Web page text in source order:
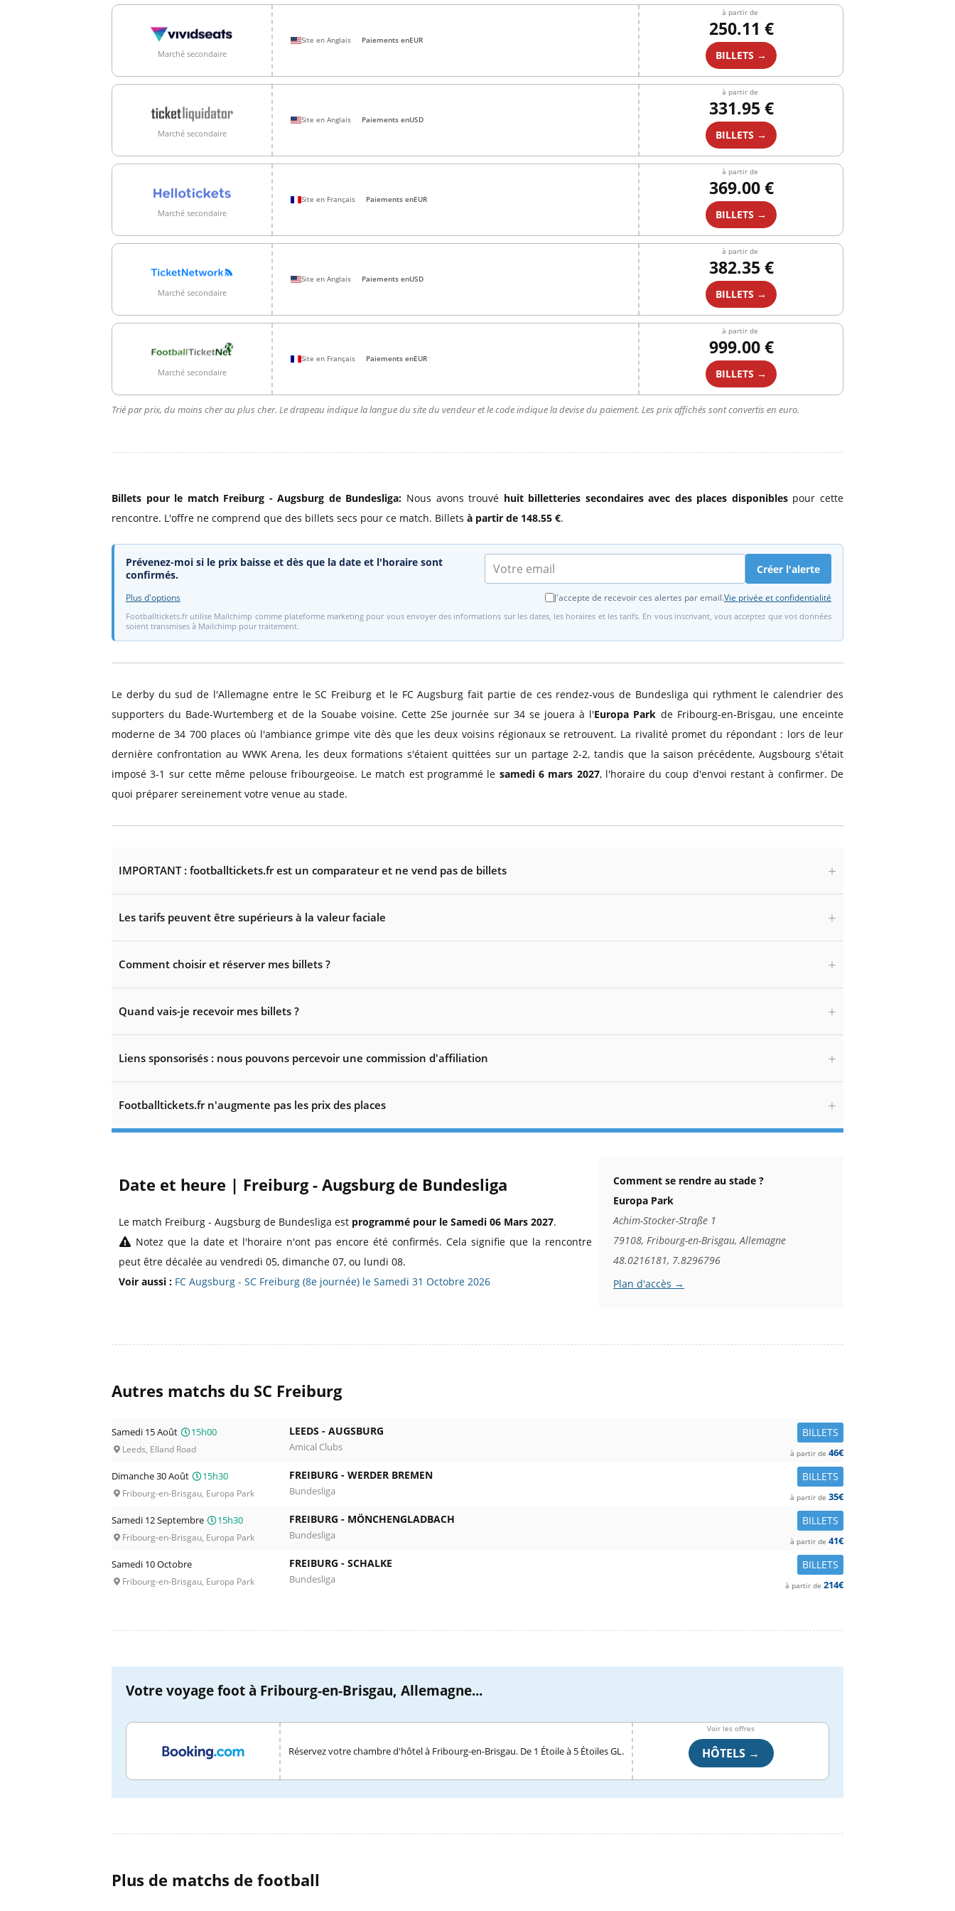
Marché secondaire
Site en Anglais Paiements enEUR
à partir de
250.11 €
BILLETS →
Marché secondaire
Site en Anglais Paiements enUSD
à partir de
331.95 €
BILLETS →
Marché secondaire
Site en Français Paiements enEUR
à partir de
369.00 €
BILLETS →
Marché secondaire
Site en Anglais Paiements enUSD
à partir de
382.35 €
BILLETS →
Marché secondaire
Site en Français Paiements enEUR
à partir de
999.00 €
BILLETS →
Trié par prix, du moins cher au plus cher. Le drapeau indique la langue du site du vendeur et le code indique la devise du paiement. Les prix affichés sont convertis en euro.
Billets pour le match Freiburg - Augsburg de Bundesliga: Nous avons trouvé huit billetteries secondaires avec des places disponiblespour cette
rencontre. L'offre ne comprend que des billets secs pour ce match. Billets à partir de 148.55 €.
Prévenez-moi si le prix baisse et dès que la date et l'horaire sont
confirmés.
Créer l'alerte
J'accepte de recevoir ces alertes par email.Vie privée et confidentialité
Plus d'options
Footballtickets.fr utilise Mailchimp comme plateforme marketing pour vous envoyer des informations sur les dates, les horaires et les tarifs. En vous inscrivant, vous acceptez que vos données
soient transmises à Mailchimp pour traitement.
Le derby du sud de l'Allemagne entre le SC Freiburg et le FC Augsburg fait partie de ces rendez-vous de Bundesliga qui rythment le calendrier des
supporters du Bade-Wurtemberg et de la Souabe voisine. Cette 25e journée sur 34 se jouera à l'Europa Park de Fribourg-en-Brisgau, une enceinte
moderne de 34 700 places où l'ambiance grimpe vite dès que les deux voisins régionaux se retrouvent. La rivalité promet du répondant : lors de leur
dernière confrontation au WWK Arena, les deux formations s'étaient quittées sur un partage 2-2, tandis que la saison précédente, Augsbourg s'était
imposé 3-1 sur cette même pelouse fribourgeoise. Le match est programmé le samedi 6 mars 2027, l'horaire du coup d'envoi restant à confirmer. De
quoi préparer sereinement votre venue au stade.
IMPORTANT : footballtickets.fr est un comparateur et ne vend pas de billets
Les tarifs peuvent être supérieurs à la valeur faciale
Comment choisir et réserver mes billets ?
Quand vais-je recevoir mes billets ?
Liens sponsorisés : nous pouvons percevoir une commission d'affiliation
Footballtickets.fr n'augmente pas les prix des places
Date et heure | Freiburg - Augsburg de Bundesliga
Le match Freiburg - Augsburg de Bundesliga est programmé pour le Samedi 06 Mars 2027.
Notez que la date et l'horaire n'ont pas encore été confirmés. Cela signifie que la rencontre
peut être décalée au vendredi 05, dimanche 07, ou lundi 08.
Voir aussi : FC Augsburg - SC Freiburg (8e journée) le Samedi 31 Octobre 2026
Comment se rendre au stade ?
Europa Park
Achim-Stocker-Straße 1
79108, Fribourg-en-Brisgau, Allemagne
48.0216181, 7.8296796
Plan d'accès →
Autres matchs du SC Freiburg
Samedi 15 Août 15h00
Leeds, Elland Road
BILLETS
LEEDS - AUGSBURG
Amical Clubs à partir de 46€
Dimanche 30 Août
15h30
Fribourg-en-Brisgau, Europa Park
BILLETS
FREIBURG - WERDER BREMEN
Bundesliga à partir de 35€
Samedi 12 Septembre
15h30
Fribourg-en-Brisgau, Europa Park
BILLETS
FREIBURG - MÖNCHENGLADBACH
Bundesliga à partir de 41€
Samedi 10 Octobre
Fribourg-en-Brisgau, Europa Park
BILLETS
FREIBURG - SCHALKE
Bundesliga à partir de 214€
Votre voyage foot à Fribourg-en-Brisgau, Allemagne...
Réservez votre chambre d'hôtel à Fribourg-en-Brisgau. De 1 Étoile à 5 Étoiles GL.
Voir les offres
HÔTELS →
Plus de matchs de football